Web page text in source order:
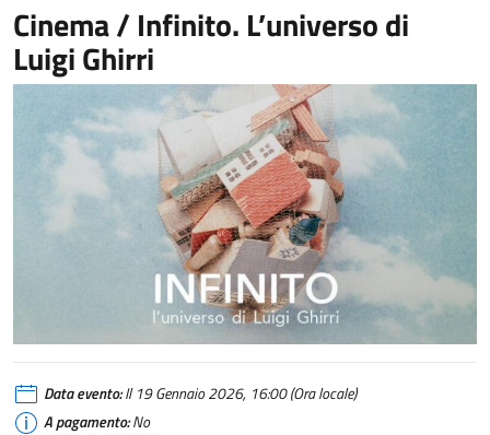
Cinema / Infinito. L’universo di
Luigi Ghirri
Data evento:Il 19 Gennaio 2026, 16:00 (Ora locale)
A pagamento:No